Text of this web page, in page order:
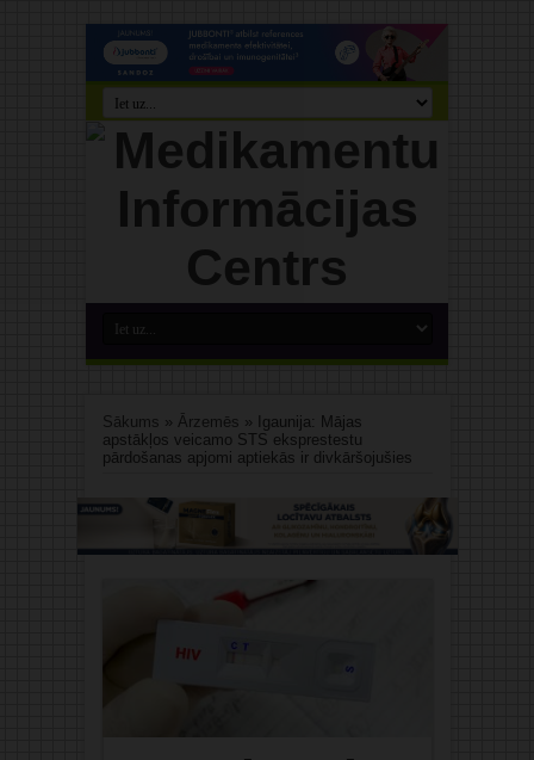
Sākums » Ārzemēs »
Igaunija: Mājas
apstākļos veicamo STS eksprestestu
pārdošanas apjomi aptiekās ir divkāršojušies